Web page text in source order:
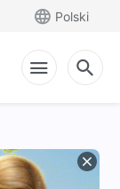
Polski